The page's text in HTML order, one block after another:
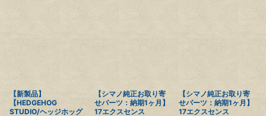
【新製品】
【HEDGEHOG
STUDIO/ヘッジホッグ
【シマノ純正お取り寄
せパーツ：納期1ヶ月】
17エクスセンス
【シマノ純正お取り寄
せパーツ：納期1ヶ月】
17エクスセンス